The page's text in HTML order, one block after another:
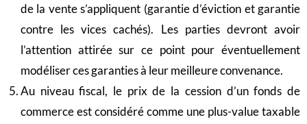
de la vente s’appliquent (garantie d’éviction et garantie
contre les vices cachés). Les parties devront avoir
l’attention attirée sur ce point pour éventuellement
modéliser ces garanties à leur meilleure convenance.
Au niveau fiscal, le prix de la cession d’un fonds de
commerce est considéré comme une plus-value taxable